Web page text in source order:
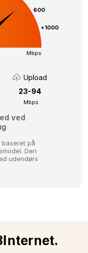
600
+1000
Mbps
Upload
23-94
Mbps
ved
på
Den
udendørs